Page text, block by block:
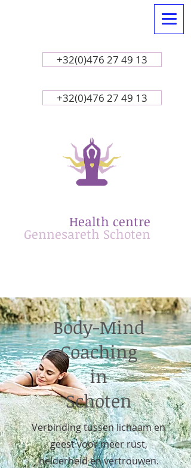
Health centre
​Gennesareth Schoten
+32(0)476 27 49 13
+32(0)476 27 49 13
Body-Mind
Coaching
in
Schoten
Verbinding tussen lichaam en
geest voor meer rust,
helderheid en vertrouwen.